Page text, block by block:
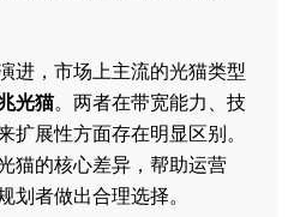
进，市场上主流的光猫类型
光猫。两者在带宽能力、技
展性方面存在明显区别。
猫的核心差异，帮助运营
者做出合理选择。